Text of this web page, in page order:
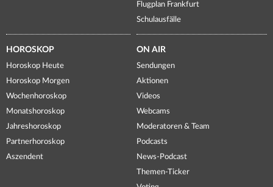
Flugplan Frankfurt
Schulausfälle
HOROSKOP
Horoskop Heute
Horoskop Morgen
Wochenhoroskop
Monatshoroskop
Jahreshoroskop
Partnerhoroskop
Aszendent
ON AIR
Sendungen
Aktionen
Videos
Webcams
Moderatoren & Team
Podcasts
News-Podcast
Themen-Ticker